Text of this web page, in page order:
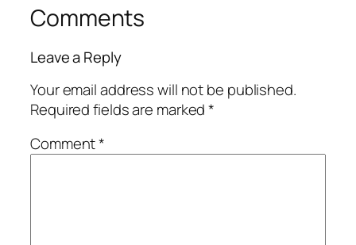
Comments
Leave a Reply
Your email address will not be published.
Required fields are marked*
Comment*